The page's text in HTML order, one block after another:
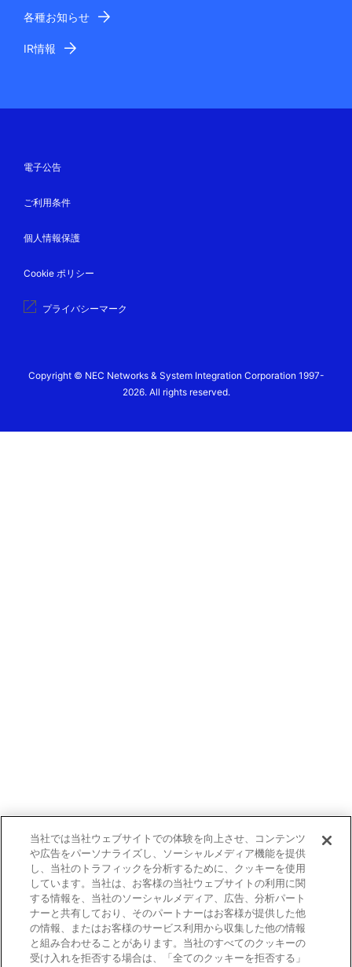
各種お知らせ
IR情報
電子公告
ご利用条件
個人情報保護
Cookie ポリシー
プライバシーマーク
Copyright © NEC Networks & System Integration Corporation 1997-
2026. All rights reserved.
当社では当社ウェブサイトでの体験を向上させ、コンテンツ
や広告をパーソナライズし、ソーシャルメディア機能を提供
し、当社のトラフィックを分析するために、クッキーを使用
しています。当社は、お客様の当社ウェブサイトの利用に関
する情報を、当社のソーシャルメディア、広告、分析パート
ナーと共有しており、そのパートナーはお客様が提供した他
の情報、またはお客様のサービス利用から収集した他の情報
と組み合わせることがあります。当社のすべてのクッキーの
受け入れを拒否する場合は、「全てのクッキーを拒否する」